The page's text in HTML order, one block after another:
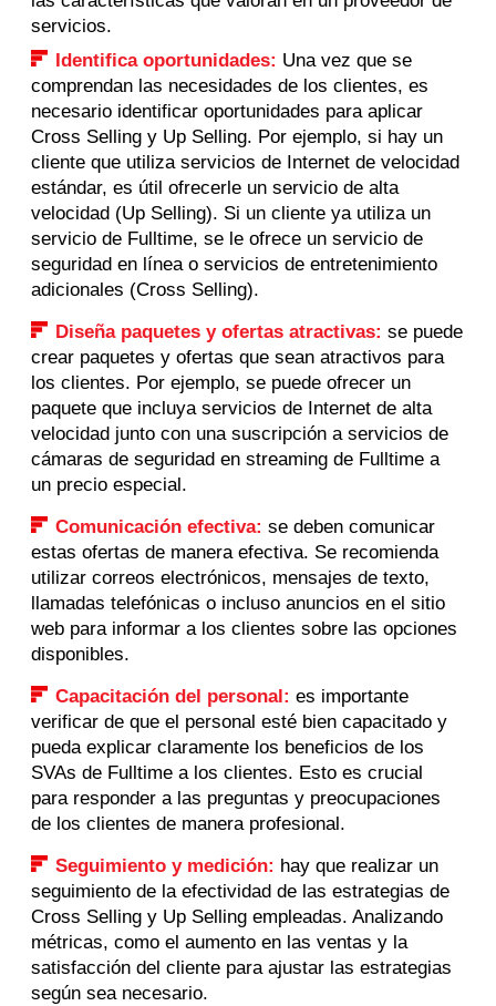
servicios.
Identifica oportunidades: Una vez que se
comprendan las necesidades de los clientes, es
necesario identificar oportunidades para aplicar
Cross Selling y Up Selling. Por ejemplo, si hay un
cliente que utiliza servicios de Internet de velocidad
estándar, es útil ofrecerle un servicio de alta
velocidad (Up Selling). Si un cliente ya utiliza un
servicio de Fulltime, se le ofrece un servicio de
seguridad en línea o servicios de entretenimiento
adicionales (Cross Selling).
Diseña paquetes y ofertas atractivas:se puede
crear paquetes y ofertas que sean atractivos para
los clientes. Por ejemplo, se puede ofrecer un
paquete que incluya servicios de Internet de alta
velocidad junto con una suscripción a servicios de
cámaras de seguridad en streaming de Fulltime a
un precio especial.
Comunicación efectiva:se deben comunicar
estas ofertas de manera efectiva. Se recomienda
utilizar correos electrónicos, mensajes de texto,
llamadas telefónicas o incluso anuncios en el sitio
web para informar a los clientes sobre las opciones
disponibles.
Capacitación del personal:es importante
verificar de que el personal esté bien capacitado y
pueda explicar claramente los beneficios de los
SVAs de Fulltime a los clientes. Esto es crucial
para responder a las preguntas y preocupaciones
de los clientes de manera profesional.
Seguimiento y medición: hay que realizar un
seguimiento de la efectividad de las estrategias de
Cross Selling y Up Selling empleadas. Analizando
métricas, como el aumento en las ventas y la
satisfacción del cliente para ajustar las estrategias
según sea necesario.